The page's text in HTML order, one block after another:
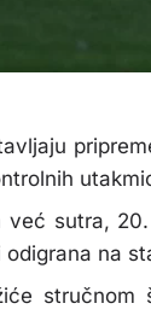
sutra,
na